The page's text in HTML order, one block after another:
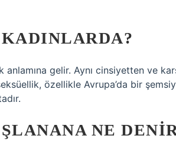
gelir. Aynı cinsiyetten ve
özellikle Avrupa’da bir
NE